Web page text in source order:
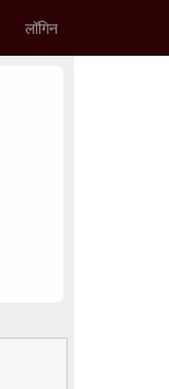
लॉगिन